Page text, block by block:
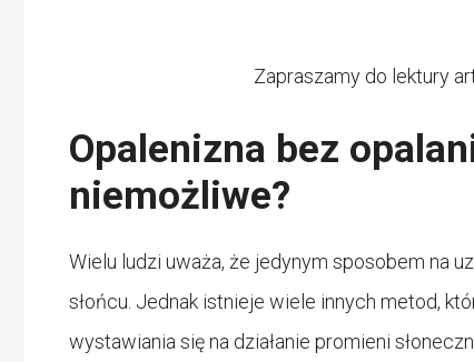
Zapraszamy do lektury
Opalenizna bez
niemożliwe?
Wielu ludzi uważa, że jedynym sposobem na
słońcu. Jednak istnieje wiele innych metod,
wystawiania się na działanie promieni